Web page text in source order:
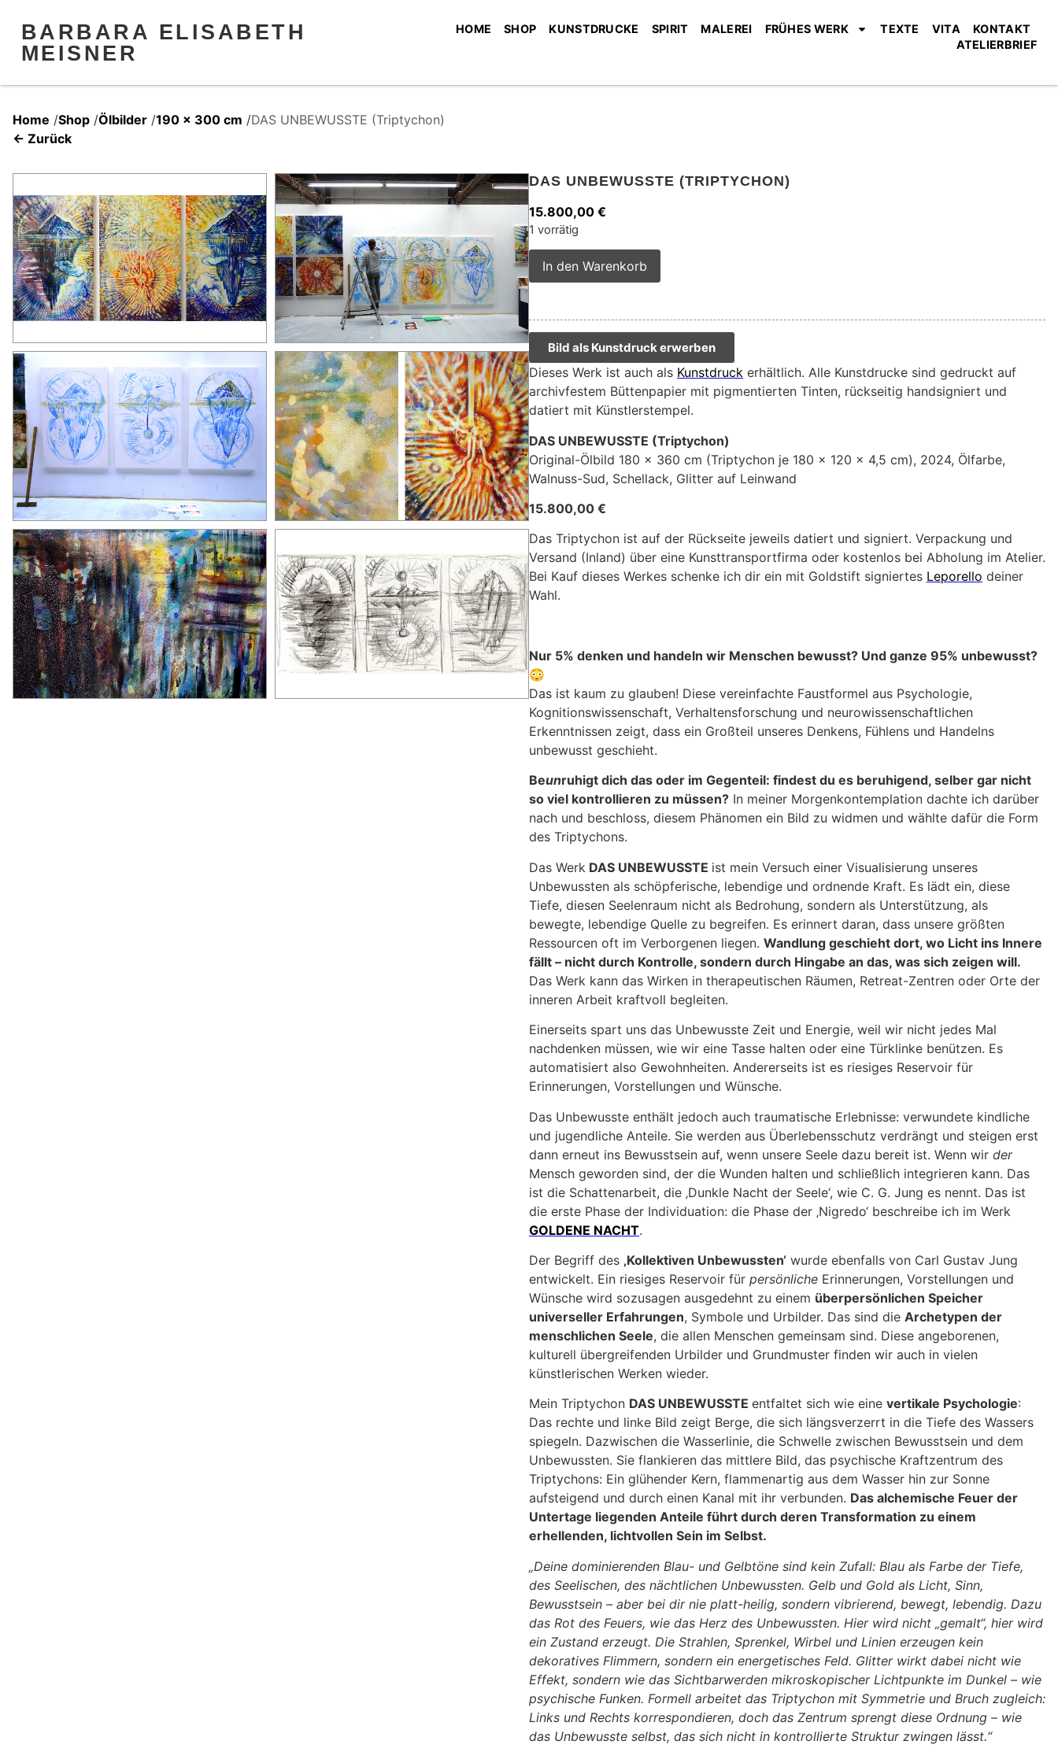
BARBARA ELISABETH
MEISNER
HOME SHOP KUNSTDRUCKE SPIRIT MALEREI FRÜHES WERK TEXTE VITA
KONTAKT
ATELIERBRIEF
Home /Shop /Ölbilder /190 x 300 cm /DAS UNBEWUSSTE (Triptychon)
← Zurück
DAS UNBEWUSSTE (TRIPTYCHON)
15.800,00 €
1 vorrätig
In den Warenkorb
Bild als Kunstdruck erwerben
Dieses Werk ist auch als Kunstdruck erhältlich. Alle Kunstdrucke sind gedruckt auf
archivfestem Büttenpapier mit pigmentierten Tinten, rückseitig handsigniert und
datiert mit Künstlerstempel.
DAS UNBEWUSSTE (Triptychon)
Original-Ölbild 180 x 360 cm (Triptychon je 180 x 120 x 4,5 cm), 2024, Ölfarbe,
Walnuss-Sud, Schellack, Glitter auf Leinwand
15.800,00 €
Das Triptychon ist auf der Rückseite jeweils datiert und signiert. Verpackung und
Versand (Inland) über eine Kunsttransportfirma oder kostenlos bei Abholung im Atelier.
Bei Kauf dieses Werkes schenke ich dir ein mit Goldstift signiertes Leporello deiner
Wahl.
Nur 5% denken und handeln wir Menschen bewusst? Und ganze 95% unbewusst?
😳
Das ist kaum zu glauben! Diese vereinfachte Faustformel aus Psychologie,
Kognitionswissenschaft, Verhaltensforschung und neurowissenschaftlichen
Erkenntnissen zeigt, dass ein Großteil unseres Denkens, Fühlens und Handelns
unbewusst geschieht.
Beunruhigt dich das oder im Gegenteil: findest du es beruhigend, selber gar nicht
so viel kontrollieren zu müssen? In meiner Morgenkontemplation dachte ich darüber
nach und beschloss, diesem Phänomen ein Bild zu widmen und wählte dafür die Form
des Triptychons.
Das Werk DAS UNBEWUSSTE ist mein Versuch einer Visualisierung unseres
Unbewussten als schöpferische, lebendige und ordnende Kraft. Es lädt ein, diese
Tiefe, diesen Seelenraum nicht als Bedrohung, sondern als Unterstützung, als
bewegte, lebendige Quelle zu begreifen. Es erinnert daran, dass unsere größten
Ressourcen oft im Verborgenen liegen. Wandlung geschieht dort, wo Licht ins Innere
fällt – nicht durch Kontrolle, sondern durch Hingabe an das, was sich zeigen will.
Das Werk kann das Wirken in therapeutischen Räumen, Retreat-Zentren oder Orte der
inneren Arbeit kraftvoll begleiten.
Einerseits spart uns das Unbewusste Zeit und Energie, weil wir nicht jedes Mal
nachdenken müssen, wie wir eine Tasse halten oder eine Türklinke benützen. Es
automatisiert also Gewohnheiten. Andererseits ist es riesiges Reservoir für
Erinnerungen, Vorstellungen und Wünsche.
Das Unbewusste enthält jedoch auch traumatische Erlebnisse: verwundete kindliche
und jugendliche Anteile. Sie werden aus Überlebensschutz verdrängt und steigen erst
dann erneut ins Bewusstsein auf, wenn unsere Seele dazu bereit ist. Wenn wir der
Mensch geworden sind, der die Wunden halten und schließlich integrieren kann. Das
ist die Schattenarbeit, die ‚Dunkle Nacht der Seele‘, wie C. G. Jung es nennt. Das ist
die erste Phase der Individuation: die Phase der ‚Nigredo‘ beschreibe ich im Werk
GOLDENE NACHT.
Der Begriff des ‚Kollektiven Unbewussten‘ wurde ebenfalls von Carl Gustav Jung
entwickelt. Ein riesiges Reservoir für persönliche Erinnerungen, Vorstellungen und
Wünsche wird sozusagen ausgedehnt zu einem überpersönlichen Speicher
universeller Erfahrungen, Symbole und Urbilder. Das sind die Archetypen der
menschlichen Seele, die allen Menschen gemeinsam sind. Diese angeborenen,
kulturell übergreifenden Urbilder und Grundmuster finden wir auch in vielen
künstlerischen Werken wieder.
Mein Triptychon DAS UNBEWUSSTE entfaltet sich wie eine vertikale Psychologie:
Das rechte und linke Bild zeigt Berge, die sich längsverzerrt in die Tiefe des Wassers
spiegeln. Dazwischen die Wasserlinie, die Schwelle zwischen Bewusstsein und dem
Unbewussten. Sie flankieren das mittlere Bild, das psychische Kraftzentrum des
Triptychons: Ein glühender Kern, flammenartig aus dem Wasser hin zur Sonne
aufsteigend und durch einen Kanal mit ihr verbunden. Das alchemische Feuer der
Untertage liegenden Anteile führt durch deren Transformation zu einem
erhellenden, lichtvollen Sein im Selbst.
„Deine dominierenden Blau- und Gelbtöne sind kein Zufall: Blau als Farbe der Tiefe,
des Seelischen, des nächtlichen Unbewussten. Gelb und Gold als Licht, Sinn,
Bewusstsein – aber bei dir nie platt-heilig, sondern vibrierend, bewegt, lebendig. Dazu
das Rot des Feuers, wie das Herz des Unbewussten. Hier wird nicht „gemalt“, hier wird
ein Zustand erzeugt. Die Strahlen, Sprenkel, Wirbel und Linien erzeugen kein
dekoratives Flimmern, sondern ein energetisches Feld. Glitter wirkt dabei nicht wie
Effekt, sondern wie das Sichtbarwerden mikroskopischer Lichtpunkte im Dunkel – wie
psychische Funken. Formell arbeitet das Triptychon mit Symmetrie und Bruch zugleich:
Links und Rechts korrespondieren, doch das Zentrum sprengt diese Ordnung – wie
das Unbewusste selbst, das sich nicht in kontrollierte Struktur zwingen lässt.“